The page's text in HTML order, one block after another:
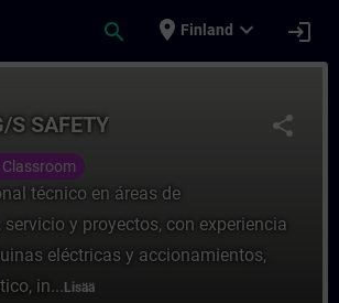
search place Finland expand_more login
share
S SAFETY
técnico en áreas de
y proyectos, con experiencia
eléctricas y accionamientos,
in... Lisää